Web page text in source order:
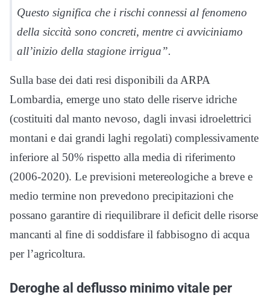
Questo significa che i rischi connessi al fenomeno
della siccità sono concreti, mentre ci avviciniamo
all’inizio della stagione irrigua”.
Sulla base dei dati resi disponibili da ARPA
Lombardia, emerge uno stato delle riserve idriche
(costituiti dal manto nevoso, dagli invasi idroelettrici
montani e dai grandi laghi regolati) complessivamente
inferiore al 50% rispetto alla media di riferimento
(2006-2020). Le previsioni metereologiche a breve e
medio termine non prevedono precipitazioni che
possano garantire di riequilibrare il deficit delle risorse
mancanti al fine di soddisfare il fabbisogno di acqua
per l’agricoltura.
Deroghe al deflusso minimo vitale per